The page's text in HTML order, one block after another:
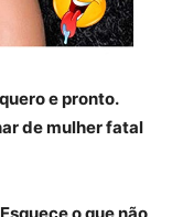
e pronto.
de mulher fatal